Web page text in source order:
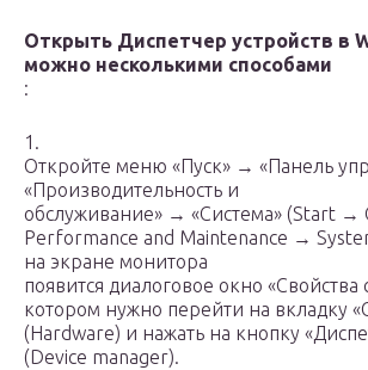
Открыть Диспетчер устройств в
можно несколькими способами
:
1.
Откройте меню «Пуск» → «Панель
«Производительность и
обслуживание» → «Система» (Start →
Performance and Maintenance →
на экране монитора
появится диалоговое окно «Свойства
котором нужно перейти на вкладку
(Hardware) и нажать на кнопку
(Device manager).